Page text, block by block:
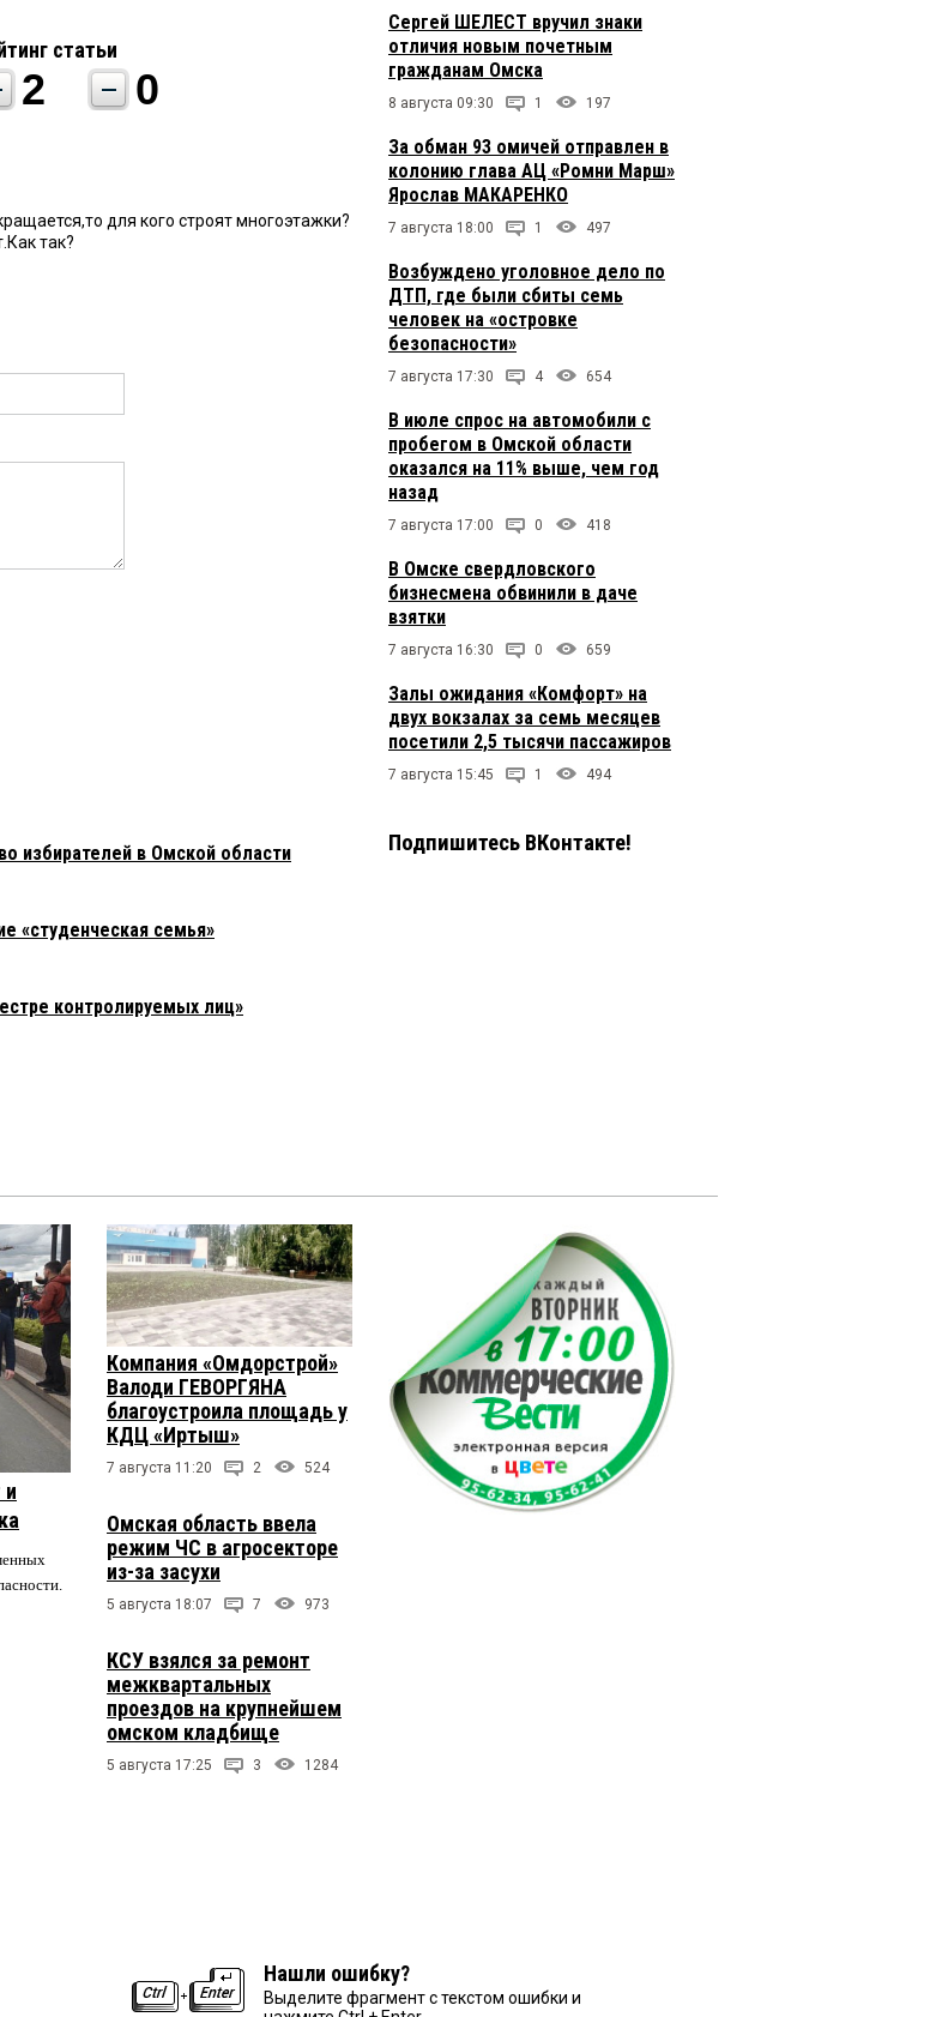
статьи
2 0
для кого строят многоэтажки?
так?
избирателей в Омской области
«студенческая семья»
контролируемых лиц»
Сергей ШЕЛЕСТ вручил знаки
отличия новым почетным
гражданам Омска
8 августа 09:30 1 197
За обман 93 омичей отправлен в
колонию глава АЦ «Ромни Марш»
Ярослав МАКАРЕНКО
7 августа 18:00 1 497
Возбуждено уголовное дело по
ДТП, где были сбиты семь
человек на «островке
безопасности»
7 августа 17:30 4 654
В июле спрос на автомобили с
пробегом в Омской области
оказался на 11% выше, чем год
назад
7 августа 17:00 0 418
В Омске свердловского
бизнесмена обвинили в даче
взятки
7 августа 16:30 0 659
Залы ожидания «Комфорт» на
двух вокзалах за семь месяцев
посетили 2,5 тысячи пассажиров
7 августа 15:45 1 494
Подпишитесь ВКонтакте!
и
Компания «Омдорстрой»
Валоди ГЕВОРГЯНА
благоустроила площадь у
КДЦ «Иртыш»
7 августа 11:20 2 524
Омская область ввела
режим ЧС в агросекторе
из-за засухи
5 августа 18:07 7 973
КСУ взялся за ремонт
межквартальных
проездов на крупнейшем
омском кладбище
5 августа 17:25 3 1284
Нашли ошибку?
Выделите фрагмент с текстом ошибки и